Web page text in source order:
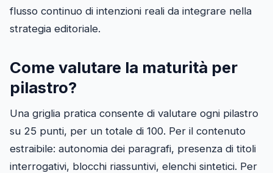
flusso continuo di intenzioni reali da integrare nella
strategia editoriale.
Come valutare la maturità per
pilastro?
Una griglia pratica consente di valutare ogni pilastro
su 25 punti, per un totale di 100. Per il contenuto
estraibile: autonomia dei paragrafi, presenza di titoli
interrogativi, blocchi riassuntivi, elenchi sintetici. Per